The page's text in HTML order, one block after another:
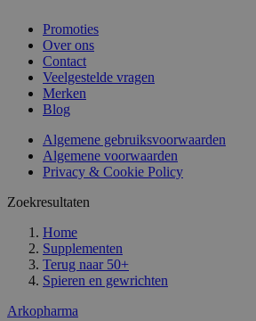
Promoties
Over ons
Contact
Veelgestelde vragen
Merken
Blog
Algemene gebruiksvoorwaarden
Algemene voorwaarden
Privacy & Cookie Policy
Zoekresultaten
Home
Supplementen
Terug naar 50+
Spieren en gewrichten
Arkopharma